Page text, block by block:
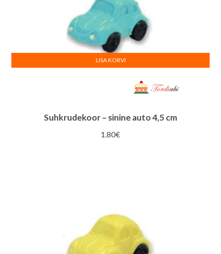
Suhkrudekoor – sinine auto 4,5 cm
1.80€
LISA KORVI